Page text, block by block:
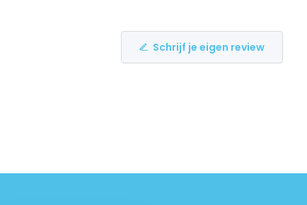
Schrijf je eigen review